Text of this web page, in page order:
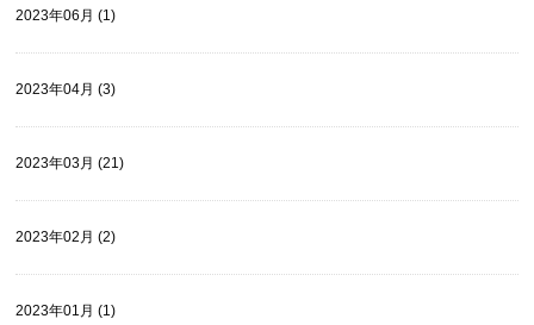
2023年06月 (1)
2023年04月 (3)
2023年03月 (21)
2023年02月 (2)
2023年01月 (1)